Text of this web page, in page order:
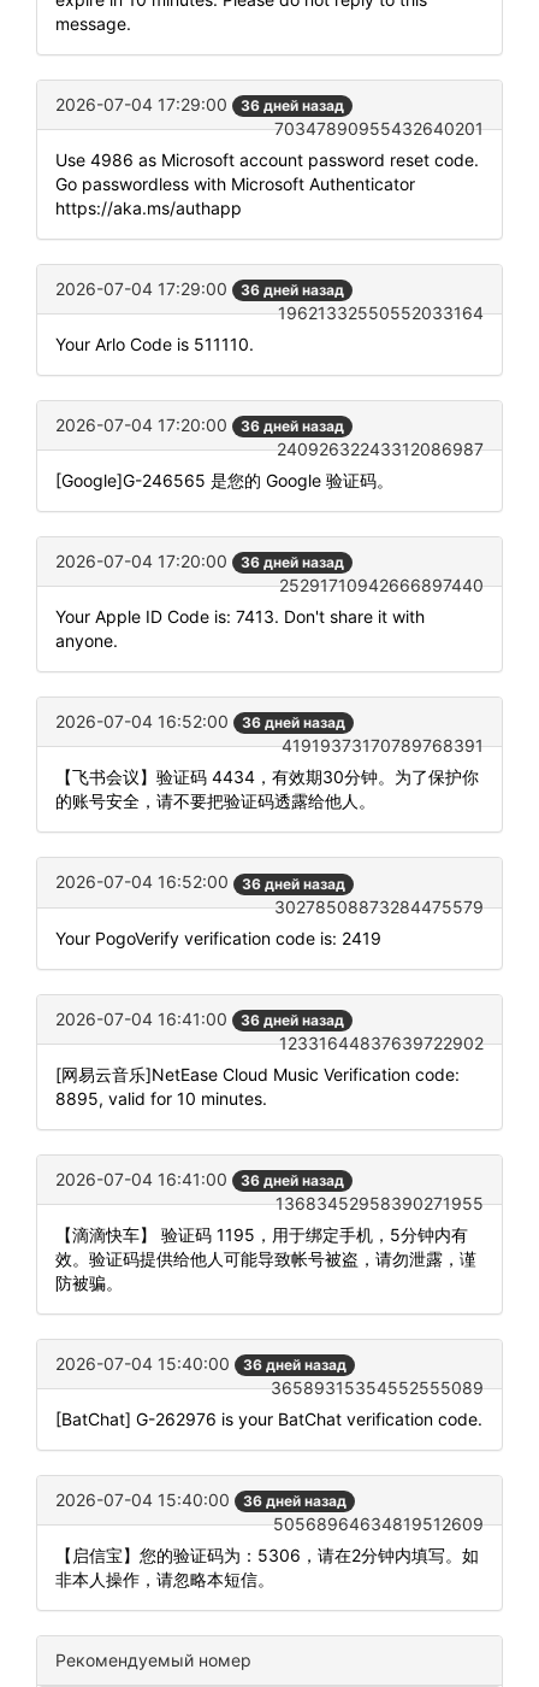
message.
2026-07-04 17:29:00 36 дней назад
70347890955432640201
Use 4986 as Microsoft account password reset code.
Go passwordless with Microsoft Authenticator
https://aka.ms/authapp
2026-07-04 17:29:00 36 дней назад
19621332550552033164
Your Arlo Code is 511110.
2026-07-04 17:20:00 36 дней назад
24092632243312086987
[Google]G-246565 是您的 Google 验证码。
2026-07-04 17:20:00 36 дней назад
25291710942666897440
Your Apple ID Code is: 7413. Don't share it with
anyone.
2026-07-04 16:52:00 36 дней назад
41919373170789768391
【飞书会议】验证码 4434，有效期30分钟。为了保护你
的账号安全，请不要把验证码透露给他人。
2026-07-04 16:52:00 36 дней назад
30278508873284475579
Your PogoVerify verification code is: 2419
2026-07-04 16:41:00 36 дней назад
12331644837639722902
[网易云音乐]NetEase Cloud Music Verification code:
8895, valid for 10 minutes.
2026-07-04 16:41:00 36 дней назад
13683452958390271955
【滴滴快车】 验证码 1195，用于绑定手机，5分钟内有
效。验证码提供给他人可能导致帐号被盗，请勿泄露，谨
防被骗。
2026-07-04 15:40:00 36 дней назад
36589315354552555089
[BatChat] G-262976 is your BatChat verification code.
2026-07-04 15:40:00 36 дней назад
50568964634819512609
【启信宝】您的验证码为：5306，请在2分钟内填写。如
非本人操作，请忽略本短信。
Рекомендуемый номер